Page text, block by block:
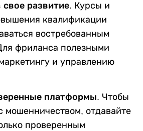
развитие. Курсы и
квалификации
востребованным
фриланса полезными
и управлению
платформы. Чтобы
мошенничеством, отдавайте
проверенным